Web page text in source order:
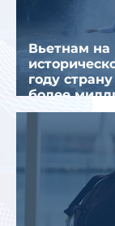
Вьетнам на
году
более
туристов